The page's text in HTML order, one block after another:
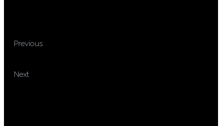
Previous
Next